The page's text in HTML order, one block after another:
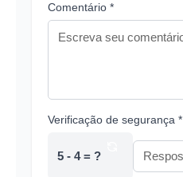
Comentário *
Verificação de segurança *
5 - 4 = ?